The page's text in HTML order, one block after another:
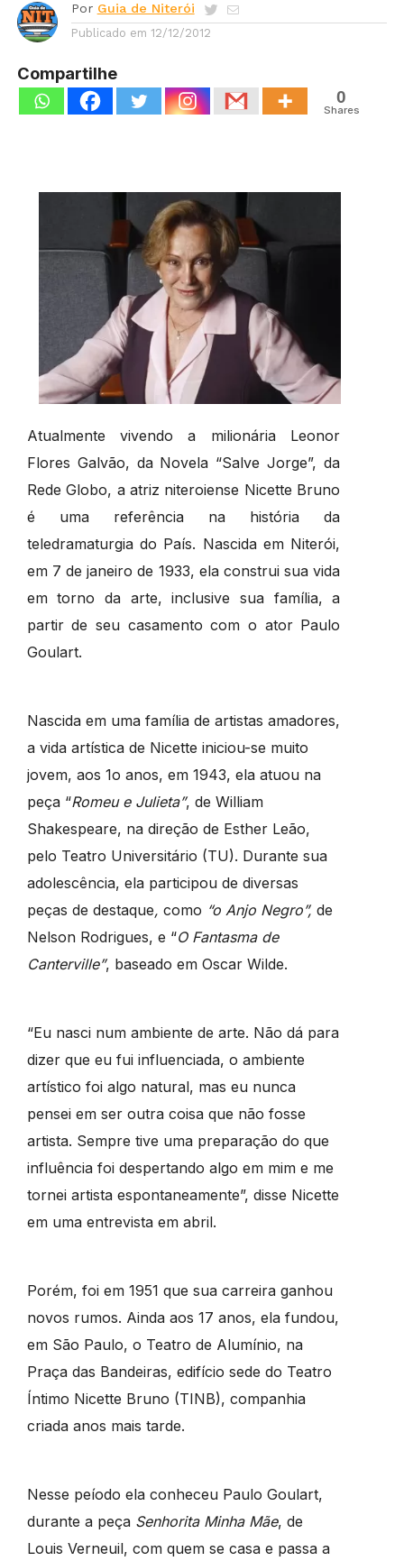
Por Guia de Niterói
Publicado em 12/12/2012
Compartilhe
0
Shares
Atualmente vivendo a milionária Leonor
Flores Galvão, da Novela “Salve Jorge”, da
Rede Globo, a atriz niteroiense Nicette Bruno
é uma referência na história da
teledramaturgia do País. Nascida em Niterói,
em 7 de janeiro de 1933, ela construi sua vida
em torno da arte, inclusive sua família, a
partir de seu casamento com o ator Paulo
Goulart.
Nascida em uma família de artistas amadores,
a vida artística de Nicette iniciou-se muito
jovem, aos 1o anos, em 1943, ela atuou na
peça “Romeu e Julieta”, de William
Shakespeare, na direção de Esther Leão,
pelo Teatro Universitário (TU). Durante sua
adolescência, ela participou de diversas
peças de destaque, como “o Anjo Negro”, de
Nelson Rodrigues, e “O Fantasma de
Canterville”, baseado em Oscar Wilde.
“Eu nasci num ambiente de arte. Não dá para
dizer que eu fui influenciada, o ambiente
artístico foi algo natural, mas eu nunca
pensei em ser outra coisa que não fosse
artista. Sempre tive uma preparação do que
influência foi despertando algo em mim e me
tornei artista espontaneamente”, disse Nicette
em uma entrevista em abril.
Porém, foi em 1951 que sua carreira ganhou
novos rumos. Ainda aos 17 anos, ela fundou,
em São Paulo, o Teatro de Alumínio, na
Praça das Bandeiras, edifício sede do Teatro
Íntimo Nicette Bruno (TINB), companhia
criada anos mais tarde.
Nesse peíodo ela conheceu Paulo Goulart,
durante a peça Senhorita Minha Mãe, de
Louis Verneuil, com quem se casa e passa a